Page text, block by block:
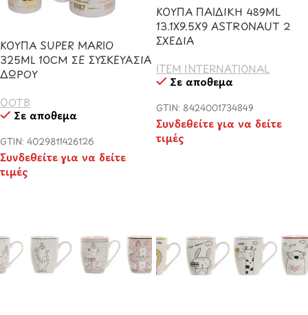
ΚΟΥΠΑ SUPER MARIO
325ML 10CM ΣΕ ΣΥΣΚΕΥΑΣΙΑ
ΔΩΡΟΥ
OOTB
Σε απόθεμα
GTIN: 4029811426126
Συνδεθείτε για να δείτε
τιμές
ΚΟΥΠΑ ΠΑΙΔΙΚΗ 489ML
13.1X9.5X9 ASTRONAUT 2
ΣΧΕΔΙΑ
ITEM INTERNATIONAL
Σε απόθεμα
GTIN: 8424001734849
Συνδεθείτε για να δείτε
τιμές